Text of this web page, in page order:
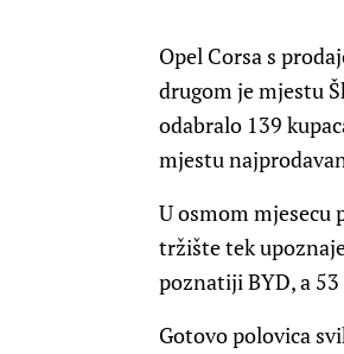
Opel Corsa s
drugom je mjestu
odabralo 139
mjestu
U osmom mjesecu
tržište tek
poznatiji BYD, a
Gotovo polovica